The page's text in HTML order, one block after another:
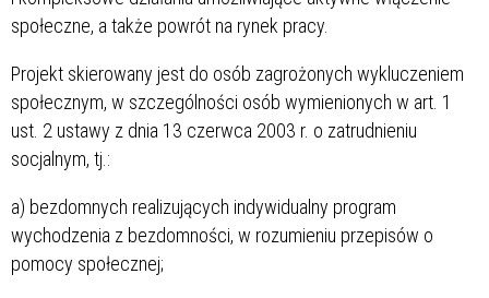
społeczne, a także powrót na rynek pracy.
Projekt skierowany jest do osób zagrożonych wykluczeniem
społecznym, w szczególności osób wymienionych w art. 1
ust. 2 ustawy z dnia 13 czerwca 2003 r. o zatrudnieniu
socjalnym, tj.:
a) bezdomnych realizujących indywidualny program
wychodzenia z bezdomności, w rozumieniu przepisów o
pomocy społecznej;